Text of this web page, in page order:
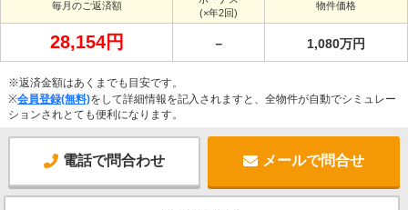
毎月のご返済額
(×年2回)
物件価格
28,154円 － 1,080万円
※返済金額はあくまでも目安です。
※会員登録(無料)をして詳細情報を記入されますと、全物件が自動でシミュレー
ションされとても便利になります。
電話で問合わせ メールで問合せ